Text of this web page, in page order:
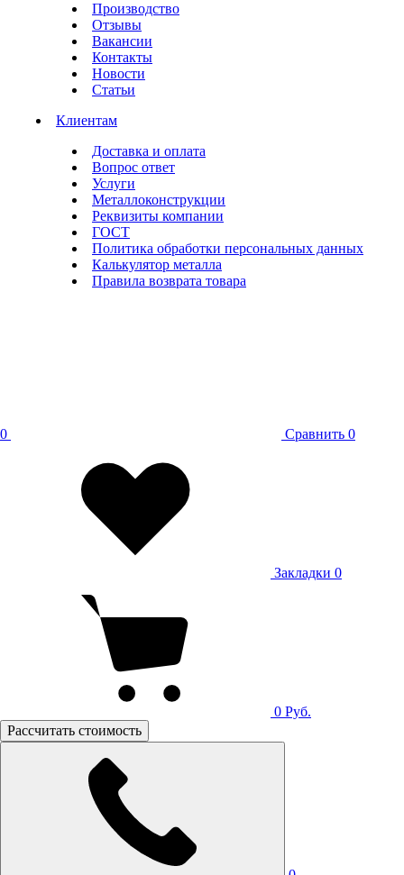
Производство
Отзывы
Вакансии
Контакты
Новости
Статьи
Клиентам
Доставка и оплата
Вопрос ответ
Услуги
Металлоконструкции
Реквизиты компании
ГОСТ
Политика обработки персональных данных
Калькулятор металла
Правила возврата товара
0 Сравнить 0
Закладки 0
0 Руб.
Рассчитать стоимость